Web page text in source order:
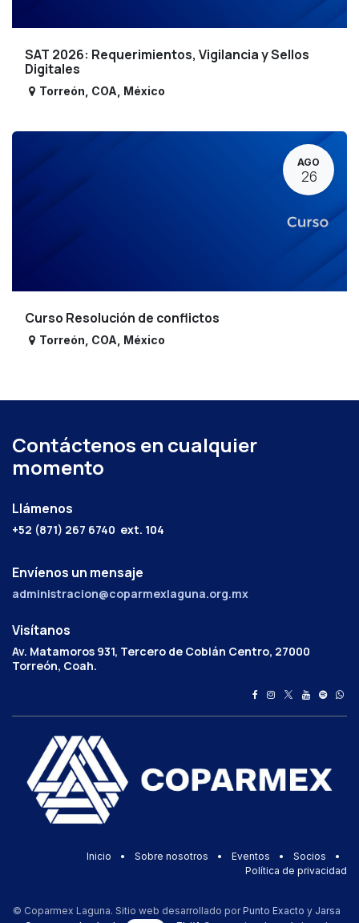
SAT 2026: Requerimientos, Vigilancia y Sellos
Digitales
Torreón COA México
AGO
26
Curso Resolución de conflictos
Torreón COA México
Contáctenos en cualquier
momento
Llámenos
+52 (871) 267 6740 ext. 104
Envíenos un mensaje
administracion@coparmexlaguna.org.mx
Visítanos
Av. Matamoros 931, Tercero de Cobián Centro, 27000
Torreón, Coah.
Inicio • Sobre nosotros • Eventos • Socios
•
Política de privacidad
© Coparmex Laguna. Sitio web desarrollado por Punto Exacto y Jarsa